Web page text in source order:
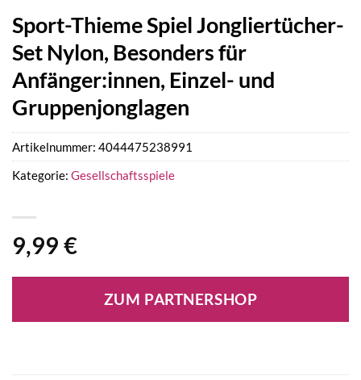
Sport-Thieme Spiel Jongliertücher-
Set Nylon, Besonders für
Anfänger:innen, Einzel- und
Gruppenjonglagen
9,99 €
ZUM PARTNERSHOP
Artikelnummer: 4044475238991
Kategorie: Gesellschaftsspiele